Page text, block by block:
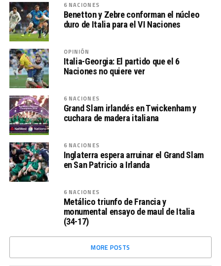
6 NACIONES
Benetton y Zebre conforman el núcleo
duro de Italia para el VI Naciones
OPINIÓN
Italia-Georgia: El partido que el 6
Naciones no quiere ver
6 NACIONES
Grand Slam irlandés en Twickenham y
cuchara de madera italiana
6 NACIONES
Inglaterra espera arruinar el Grand Slam
en San Patricio a Irlanda
6 NACIONES
Metálico triunfo de Francia y
monumental ensayo de maul de Italia
(34-17)
MORE POSTS